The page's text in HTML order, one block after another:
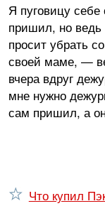
Я пуговицу
пришил, но
просит убрать
своей маме, —
вчера вдруг
мне нужно
сам пришил, а
Что купил